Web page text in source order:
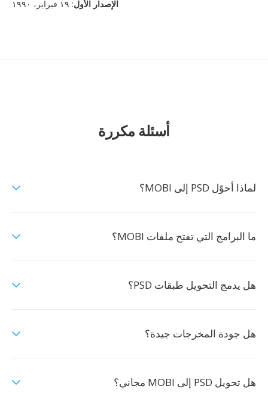
الإصدار الأول: ١٩ فبراير، ١٩٩٠
أسئلة مكررة
لماذا أحوّل PSD إلى MOBI؟
ما البرامج التي تفتح ملفات MOBI؟
هل يدمج التحويل طبقات PSD؟
هل جودة المخرجات جيدة؟
هل تحويل PSD إلى MOBI مجاني؟